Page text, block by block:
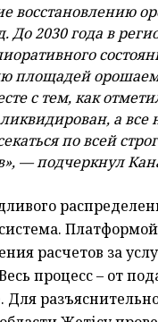
восстановлению
До 2030 года в
площадей
с тем, как
а все
по всей
— подчеркнул
расчетов за
процесс – от
Для